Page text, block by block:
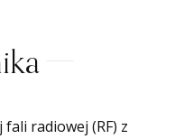
radiowej (RF) z